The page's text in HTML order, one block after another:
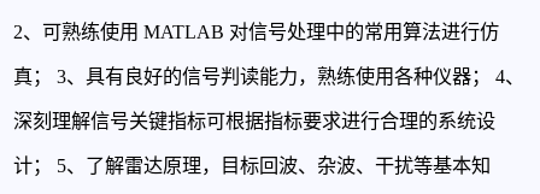
2、可熟练使用 MATLAB 对信号处理中的常用算法进行仿
真；3、具有良好的信号判读能力，熟练使用各种仪器；4、
深刻理解信号关键指标可根据指标要求进行合理的系统设
计； 5、了解雷达原理，目标回波、杂波、干扰等基本知